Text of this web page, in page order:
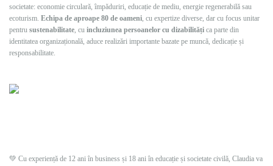
societate: economie circulară, împăduriri, educație de mediu, energie regenerabilă sau
ecoturism. Echipa de aproape 80 de oameni, cu expertize diverse, dar cu focus unitar
pentru sustenabilitate, cu incluziunea persoanelor cu dizabilități ca parte din
identitatea organizațională, aduce realizări importante bazate pe muncă, dedicație și
responsabilitate.
💚 Cu experiență de 12 ani în business și 18 ani în educație și societate civilă, Claudia va